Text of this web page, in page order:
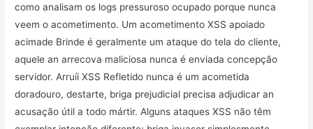
como analisam os logs pressuroso ocupado porque nunca
veem o acometimento. Um acometimento XSS apoiado
acimade Brinde é geralmente um ataque do tela do cliente,
aquele an arrecova maliciosa nunca é enviada concepção
servidor. Arruíi XSS Refletido nunca é um acometida
doradouro, destarte, briga prejudicial precisa adjudicar an
acusação útil a todo mártir. Alguns ataques XSS não têm